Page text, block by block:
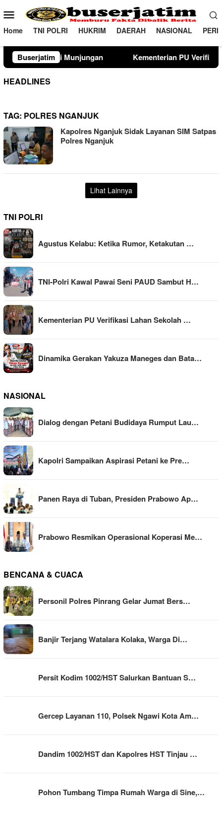
ke
konten
Menu
Mobile
Home TNI POLRI HUKRIM DAERAH NASIONAL
Buserjatim Kementerian PU Verifikasi Lahan Sekolah
HEADLINES
TAG: POLRES NGANJUK
Kapolres Nganjuk Sidak Layanan SIM Satpas
Polres Nganjuk
Lihat Lainnya
TNI POLRI
Agustus Kelabu: Ketika Rumor, Ketakutan …
TNI-Polri Kawal Pawai Seni PAUD Sambut H…
Kementerian PU Verifikasi Lahan Sekolah …
Dinamika Gerakan Yakuza Maneges dan Bata…
NASIONAL
Dialog dengan Petani Budidaya Rumput Lau…
Kapolri Sampaikan Aspirasi Petani ke Pre…
Panen Raya di Tuban, Presiden Prabowo Ap…
Prabowo Resmikan Operasional Koperasi Me…
BENCANA & CUACA
Personil Polres Pinrang Gelar Jumat Bers…
Banjir Terjang Watalara Kolaka, Warga Di…
Persit Kodim 1002/HST Salurkan Bantuan S…
Gercep Layanan 110, Polsek Ngawi Kota Am…
Dandim 1002/HST dan Kapolres HST Tinjau …
Pohon Tumbang Timpa Rumah Warga di Sine,…